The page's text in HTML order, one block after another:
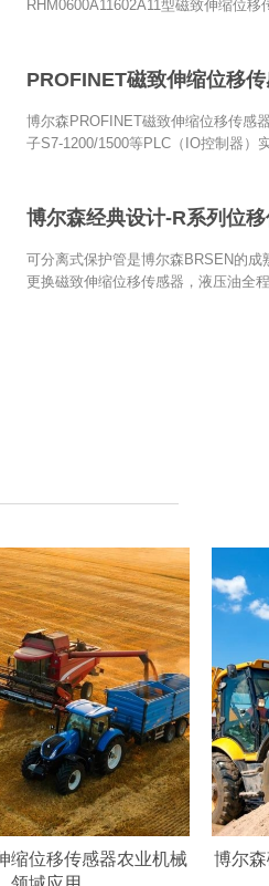
RHM0600A11602A11型磁致伸缩位
博尔森PROFINET磁致伸缩位移传感
子S7‑1200/1500等PLC（IO控制器）
博尔森经典设计-R系列位
可分离式保护管是博尔森BRSEN的
更换磁致伸缩位移传感器，液压油全
缩位移传感器农业机械
博尔